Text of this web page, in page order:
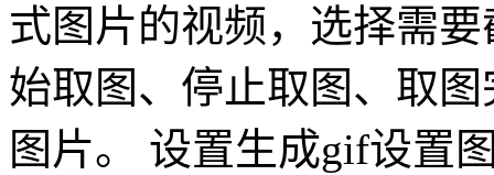
式图片的视频，选择需
始取图、停止取图、取
图片。 设置生成gif设置